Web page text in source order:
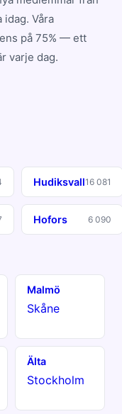
idag. Våra
på 75% — ett
varje dag.
Hudiksvall16 081
Hofors 6 090
Malmö
Skåne
Älta
Stockholm